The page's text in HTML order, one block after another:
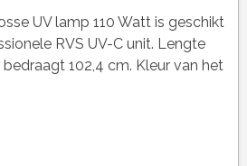
UV lamp 110 Watt is geschikt
RVS UV-C unit. Lengte
102,4 cm. Kleur van het